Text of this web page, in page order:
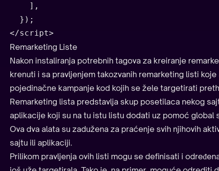
    ],
  });
</script>
Remarketing Liste
Nakon instaliranja potrebnih tagova za kreiranje
krenuti i sa pravljenjem takozvanih remarketing listi
pojedinačne kampanje kod kojih se žele targetirati
Remarketing lista predstavlja skup posetilaca nekog
aplikacije koji su na tu istu listu dodati uz pomoć global
Ova dva alata su zadužena za praćenje svih njihovih
sajtu ili aplikaciji.
Prilikom pravljenja ovih listi mogu se definisati i